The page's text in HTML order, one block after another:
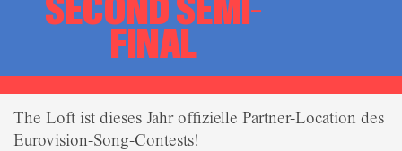
SECOND SEMI-
FINAL
The Loft ist dieses Jahr offizielle Partner-Location des
Eurovision-Song-Contests!